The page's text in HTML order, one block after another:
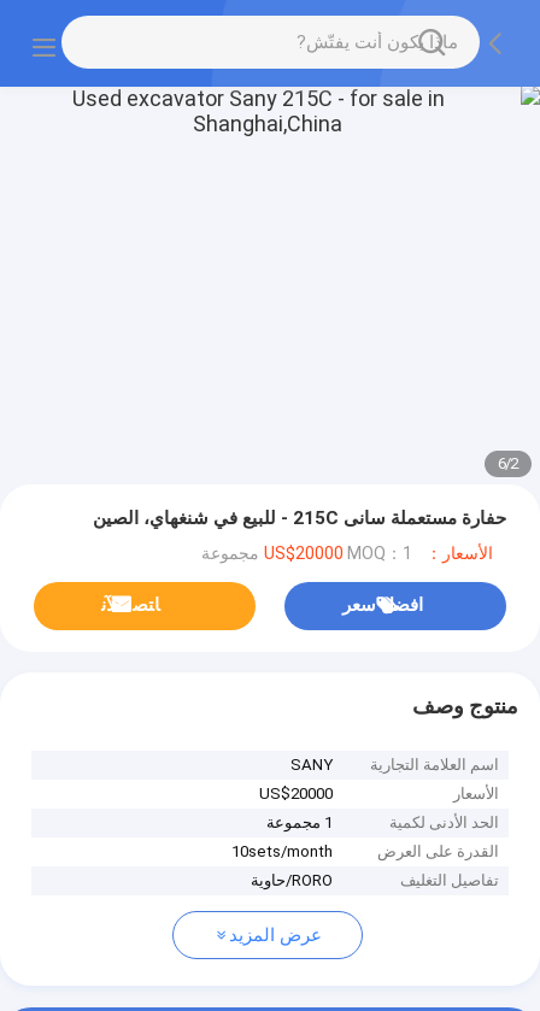
2
/
6
حفارة مستعملة سانى 215C - للبيع في شنغهاي، الصين
الأسعار：US$20000 MOQ：1 مجموعة
افضل سعر ﺎﺘﺼﻟ ﺍﻶﻧ
منتوج وصف
اسم العلامة التجارية
SANY
الأسعار
US$20000
الحد الأدنى لكمية
1 مجموعة
القدرة على العرض
10sets/month
تفاصيل التغليف
RORO/حاوية
عرض المزيد